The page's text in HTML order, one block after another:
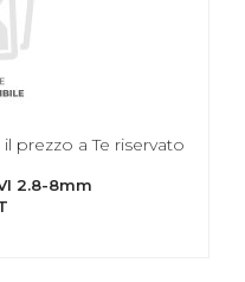
prezzo a Te riservato
2.8-8mm